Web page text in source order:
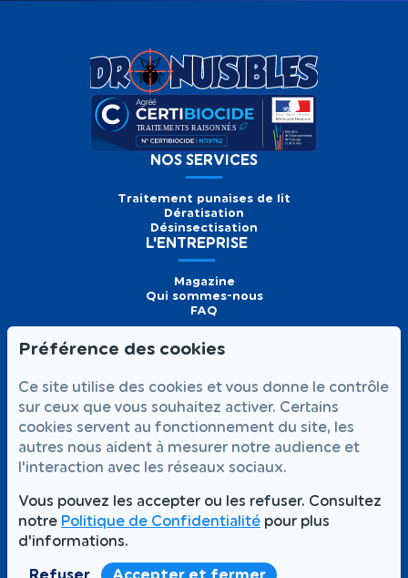
NOS SERVICES
Traitement punaises de lit
Dératisation
Désinsectisation
L'ENTREPRISE
Magazine
Qui sommes-nous
FAQ
01 56 93 60 26
Formulaire de
contact
Prendre
rendez-vous
NOUS SUIVRE
Intervention rapide 7j/7
Partout à Paris et en Île-de-France
Votre satisfaction,
Préférence des cookies
Ce site utilise des cookies et vous donne le contrôle
sur ceux que vous souhaitez activer. Certains
cookies servent au fonctionnement du site, les
autres nous aident à mesurer notre audience et
l'interaction avec les réseaux sociaux.
Vous pouvez les accepter ou les refuser. Consultez
notre Politique de Confidentialité pour plus
d'informations.